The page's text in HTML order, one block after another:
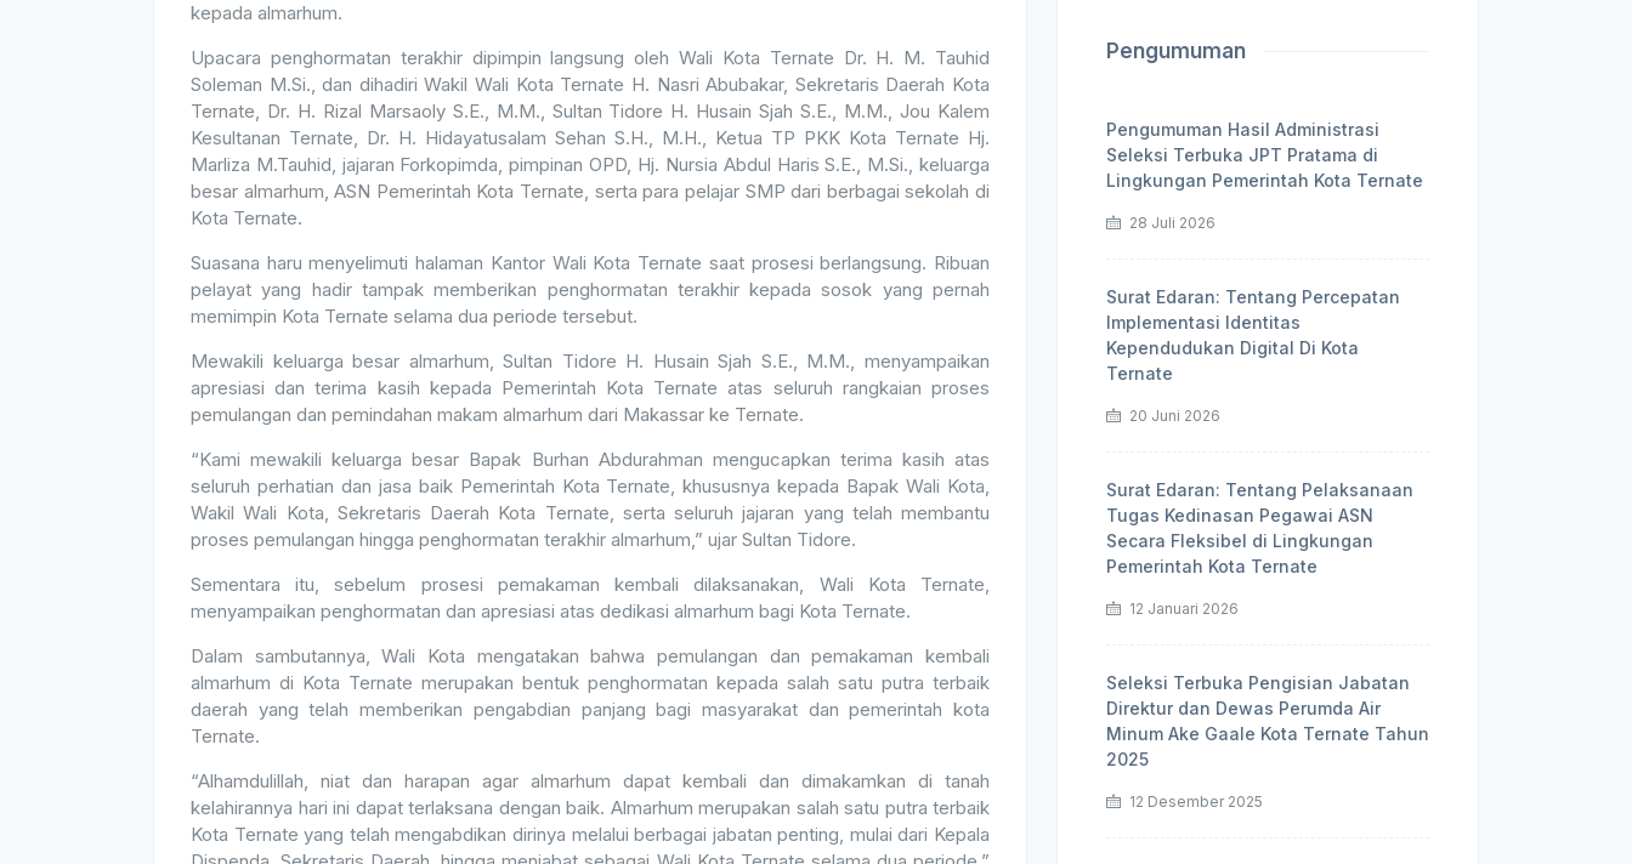
kepada almarhum.
Upacara penghormatan terakhir dipimpin langsung oleh Wali Kota Ternate Dr. H. M. Tauhid
Soleman M.Si., dan dihadiri Wakil Wali Kota Ternate H. Nasri Abubakar, Sekretaris Daerah Kota
Ternate, Dr. H. Rizal Marsaoly S.E., M.M., Sultan Tidore H. Husain Sjah S.E., M.M., Jou Kalem
Kesultanan Ternate, Dr. H. Hidayatusalam Sehan S.H., M.H., Ketua TP PKK Kota Ternate Hj.
Marliza M.Tauhid, jajaran Forkopimda, pimpinan OPD, Hj. Nursia Abdul Haris S.E., M.Si., keluarga
besar almarhum, ASN Pemerintah Kota Ternate, serta para pelajar SMP dari berbagai sekolah di
Kota Ternate.
Suasana haru menyelimuti halaman Kantor Wali Kota Ternate saat prosesi berlangsung. Ribuan
pelayat yang hadir tampak memberikan penghormatan terakhir kepada sosok yang pernah
memimpin Kota Ternate selama dua periode tersebut.
Mewakili keluarga besar almarhum, Sultan Tidore H. Husain Sjah S.E., M.M., menyampaikan
apresiasi dan terima kasih kepada Pemerintah Kota Ternate atas seluruh rangkaian proses
pemulangan dan pemindahan makam almarhum dari Makassar ke Ternate.
“Kami mewakili keluarga besar Bapak Burhan Abdurahman mengucapkan terima kasih atas
seluruh perhatian dan jasa baik Pemerintah Kota Ternate, khususnya kepada Bapak Wali Kota,
Wakil Wali Kota, Sekretaris Daerah Kota Ternate, serta seluruh jajaran yang telah membantu
proses pemulangan hingga penghormatan terakhir almarhum,” ujar Sultan Tidore.
Sementara itu, sebelum prosesi pemakaman kembali dilaksanakan, Wali Kota Ternate,
menyampaikan penghormatan dan apresiasi atas dedikasi almarhum bagi Kota Ternate.
Dalam sambutannya, Wali Kota mengatakan bahwa pemulangan dan pemakaman kembali
almarhum di Kota Ternate merupakan bentuk penghormatan kepada salah satu putra terbaik
daerah yang telah memberikan pengabdian panjang bagi masyarakat dan pemerintah kota
Ternate.
“Alhamdulillah, niat dan harapan agar almarhum dapat kembali dan dimakamkan di tanah
kelahirannya hari ini dapat terlaksana dengan baik. Almarhum merupakan salah satu putra terbaik
Kota Ternate yang telah mengabdikan dirinya melalui berbagai jabatan penting, mulai dari Kepala
Pengumuman
Pengumuman Hasil Administrasi
Seleksi Terbuka JPT Pratama di
Lingkungan Pemerintah Kota Ternate
28 Juli 2026
Surat Edaran: Tentang Percepatan
Implementasi Identitas
Kependudukan Digital Di Kota
Ternate
20 Juni 2026
Surat Edaran: Tentang Pelaksanaan
Tugas Kedinasan Pegawai ASN
Secara Fleksibel di Lingkungan
Pemerintah Kota Ternate
12 Januari 2026
Seleksi Terbuka Pengisian Jabatan
Direktur dan Dewas Perumda Air
Minum Ake Gaale Kota Ternate Tahun
2025
12 Desember 2025